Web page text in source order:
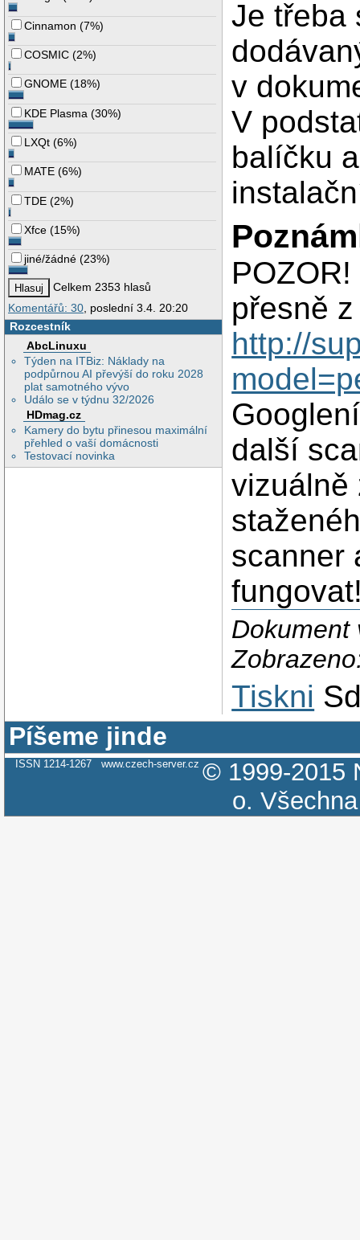
Cinnamon (7%)
COSMIC (2%)
GNOME (18%)
KDE Plasma (30%)
LXQt (6%)
MATE (6%)
TDE (2%)
Xfce (15%)
jiné/žádné (23%)
Celkem 2353 hlasů
Komentářů: 30 , poslední 3.4. 20:20
Rozcestník
AbcLinuxu
Týden na ITBiz: Náklady na
podpůrnou AI převýší do roku 2028
plat samotného vývo
Událo se v týdnu 32/2026
HDmag.cz
Kamery do bytu přinesou maximální
přehled o vaší domácnosti
Testovací novinka
Je třeba
v
V
balíčku
přesně
http://
další
vizuálně
scanner
Tiskni
Píšeme jinde
ISSN 1214-1267 www.czech-server.cz © 1999-2015
o.